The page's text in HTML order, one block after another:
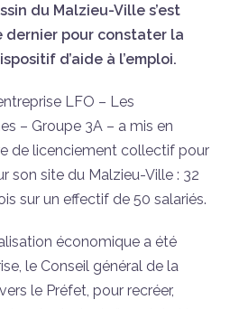
du Malzieu-Ville s’est
dernier pour constater la
d’aide à l’emploi.
LFO – Les
– Groupe 3A – a mis en
de licenciement collectif pour
son site du Malzieu-Ville : 32
sur un effectif de 50 salariés.
économique a été
le Conseil général de la
le Préfet, pour recréer,